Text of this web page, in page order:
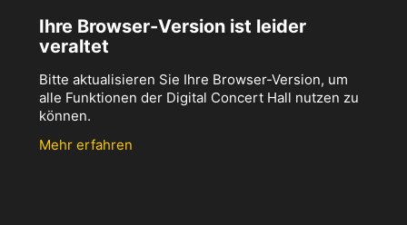
Ihre Browser-Version ist leider
veraltet
Bitte aktualisieren Sie Ihre Browser-Version, um
alle Funktionen der Digital Concert Hall nutzen zu
können.
Mehr erfahren